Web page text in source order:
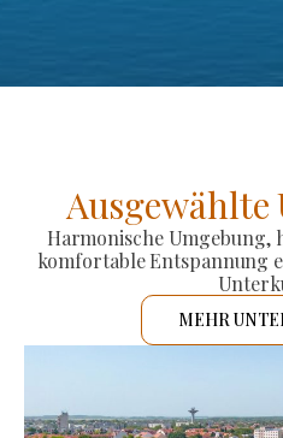
Harmonische Umgebung,
komfortable Entspannung
MEHR